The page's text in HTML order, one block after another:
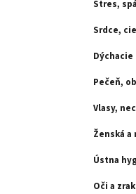
Stres,
Srdce,
Pečeň,
Vlasy,
Ženská a
Ústna
Oči a zrak